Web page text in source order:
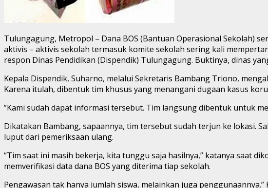
Tulungagung, Metropol – Dana BOS (Bantuan Operasional Sekolah)
aktivis – aktivis sekolah termasuk komite sekolah sering kali
respon Dinas Pendidikan (Dispendik) Tulungagung. Buktinya, dinas
Kepala Dispendik, Suharno, melalui Sekretaris Bambang Triono,
Karena itulah, dibentuk tim khusus yang menangani dugaan kasus
”Kami sudah dapat informasi tersebut. Tim langsung dibentuk untuk
Dikatakan Bambang, sapaannya, tim tersebut sudah terjun ke lokasi.
luput dari pemeriksaan ulang.
“Tim saat ini masih bekerja, kita tunggu saja hasilnya,” katanya saat
memverifikasi data dana BOS yang diterima tiap sekolah.
Pengawasan tak hanya jumlah siswa, melainkan juga